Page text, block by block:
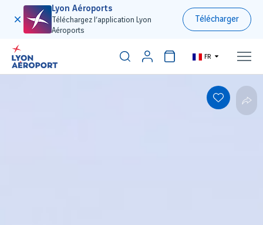
Lyon Aéroports
Téléchargez l’application Lyon
Aéroports
Télécharger
FR